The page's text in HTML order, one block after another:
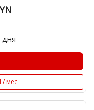
дня
/ мес